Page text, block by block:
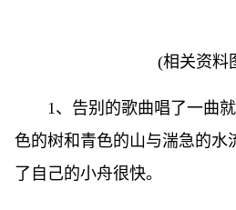
(相关资料
1、告别的歌曲唱了一曲
色的树和青色的山与湍急的水
了自己的小舟很快。